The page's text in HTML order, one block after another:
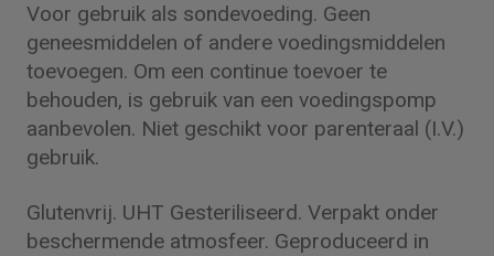
Voor gebruik als sondevoeding. Geen
geneesmiddelen of andere voedingsmiddelen
toevoegen. Om een continue toevoer te
behouden, is gebruik van een voedingspomp
aanbevolen. Niet geschikt voor parenteraal (I.V.)
gebruik.
Glutenvrij. UHT Gesteriliseerd. Verpakt onder
beschermende atmosfeer. Geproduceerd in